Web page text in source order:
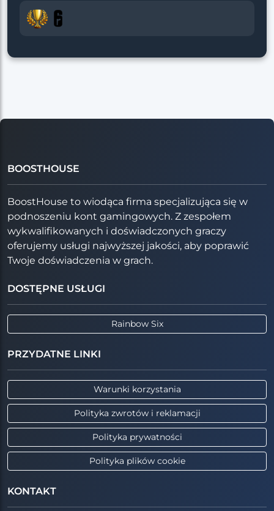
BOOSTHOUSE
BoostHouse to wiodąca firma specjalizująca się w
podnoszeniu kont gamingowych. Z zespołem
wykwalifikowanych i doświadczonych graczy
oferujemy usługi najwyższej jakości, aby poprawić
Twoje doświadczenia w grach.
DOSTĘPNE USŁUGI
Rainbow Six
PRZYDATNE LINKI
Warunki korzystania
Polityka zwrotów i reklamacji
Polityka prywatności
Polityka plików cookie
KONTAKT